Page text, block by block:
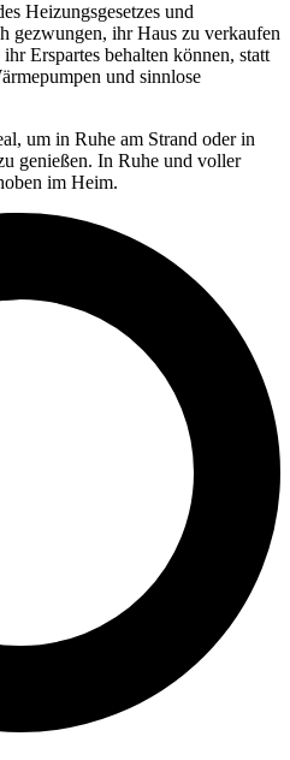
Heizungsgesetzes und
gezwungen, ihr Haus zu verkaufen
Erspartes behalten können, statt
und sinnlose
um in Ruhe am Strand oder in
genießen. In Ruhe und voller
im Heim.